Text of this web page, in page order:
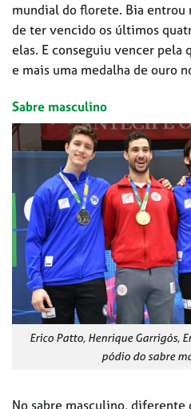
mundial do florete. Bia entrou
de ter vencido os últimos
elas. E conseguiu vencer pela
e mais uma medalha de ouro
Sabre masculino
Erico Patto, Henrique Garrigós,
pódio do sabre
No sabre masculino, diferente